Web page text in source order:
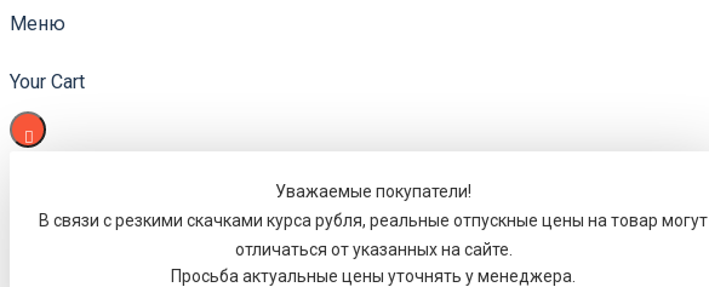
Меню
Your Cart
Уважаемые покупатели!
В связи с резкими скачками курса рубля, реальные отпускные цены на товар могут
отличаться от указанных на сайте.
Просьба актуальные цены уточнять у менеджера.